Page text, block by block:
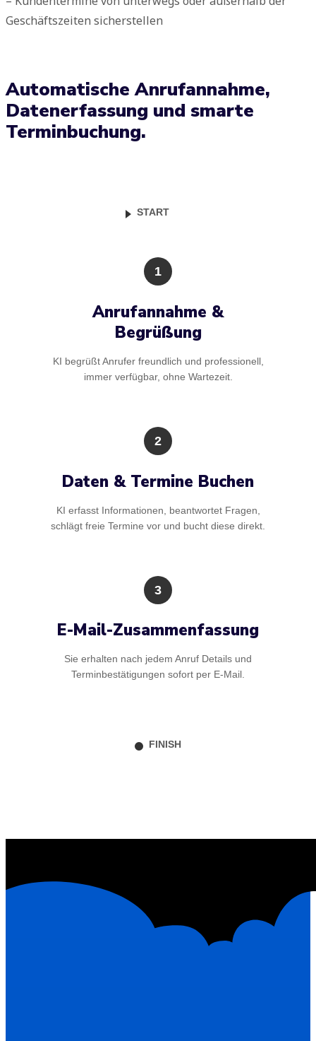
Geschäftszeiten sicherstellen
Automatische Anrufannahme,
Datenerfassung und smarte
Terminbuchung.
START
1
Anrufannahme &
Begrüßung
KI begrüßt Anrufer freundlich und professionell,
immer verfügbar, ohne Wartezeit.
2
Daten & Termine Buchen
KI erfasst Informationen, beantwortet Fragen,
schlägt freie Termine vor und bucht diese direkt.
3
E-Mail-Zusammenfassung
Sie erhalten nach jedem Anruf Details und
Terminbestätigungen sofort per E-Mail.
FINISH